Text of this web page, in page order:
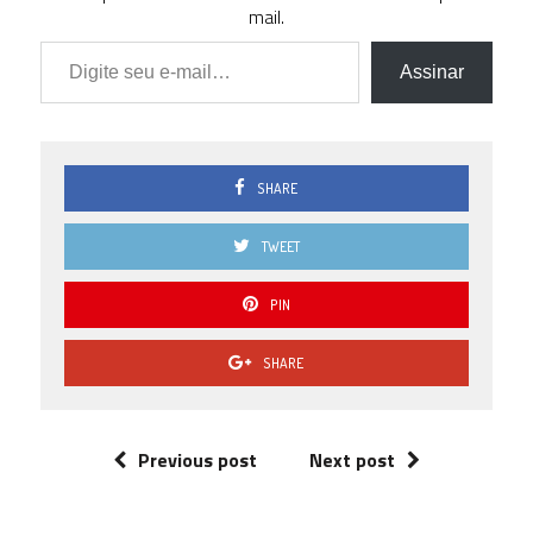
mail.
Digite seu e-mail…
Assinar
SHARE
TWEET
PIN
SHARE
Previous post Next post